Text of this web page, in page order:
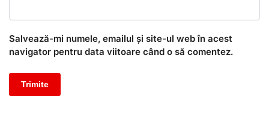
Salvează-mi numele, emailul și site-ul web în acest
navigator pentru data viitoare când o să comentez.